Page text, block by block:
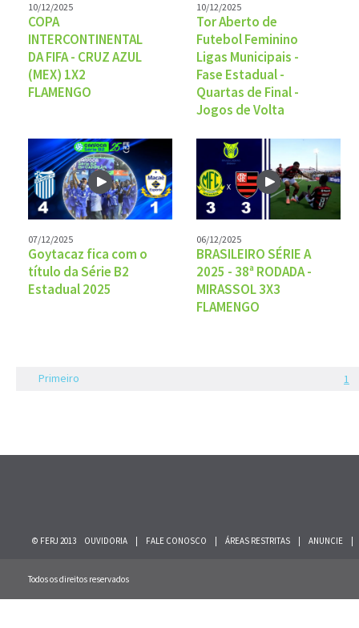
10/12/2025
COPA
INTERCONTINENTAL
DA FIFA - CRUZ AZUL
(MEX) 1X2
FLAMENGO
10/12/2025
Tor Aberto de
Futebol Feminino
Ligas Municipais -
Fase Estadual -
Quartas de Final -
Jogos de Volta
07/12/2025
Goytacaz fica com o
título da Série B2
Estadual 2025
06/12/2025
BRASILEIRO SÉRIE A
2025 - 38ª RODADA -
MIRASSOL 3X3
FLAMENGO
Primeiro 1
© FERJ 2013 OUVIDORIA FALE CONOSCO ÁREAS RESTRITAS ANUNCIE
Todos os direitos reservados